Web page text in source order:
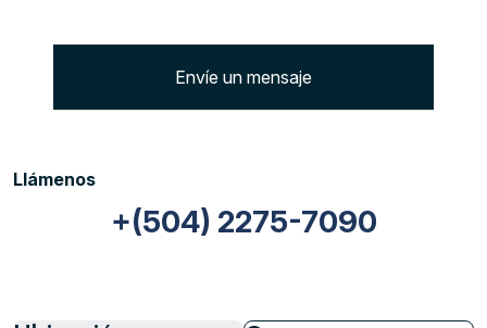
Envíe un mensaje
Llámenos
+(504) 2275-7090